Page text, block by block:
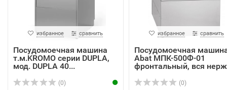
избранное сравнить
Посудомоечная машина
т.м.KROMO серии DUPLA,
мод. DUPLA 40...
(0)
избранное сравнить
Посудомоечная
Abat МПК-500Ф-01
фронтальный, вся
(0)